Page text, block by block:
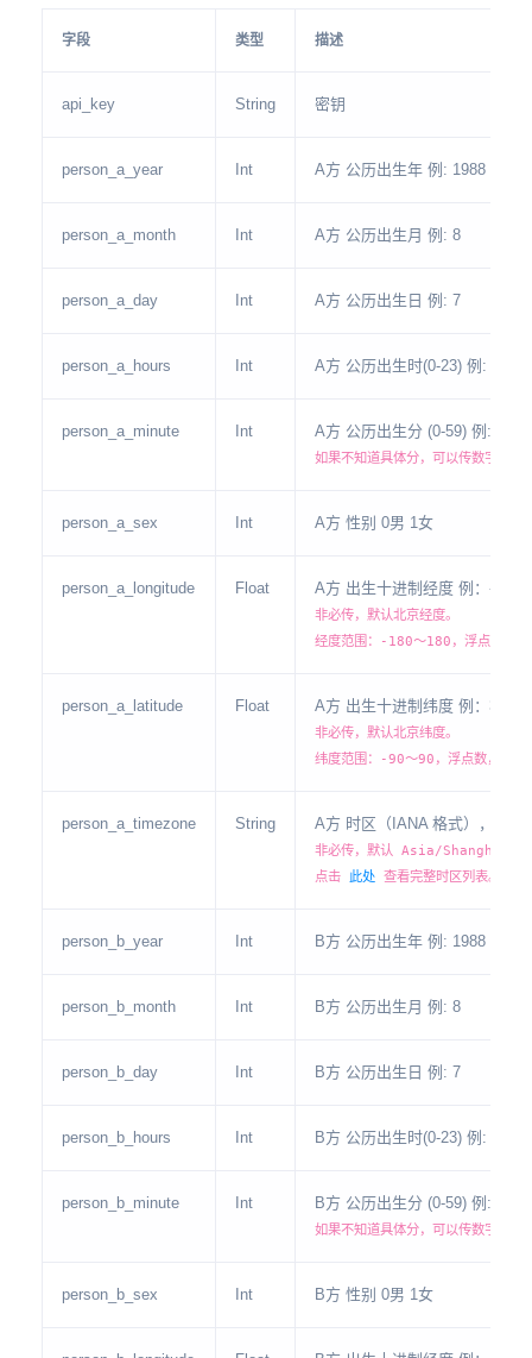
字段 类型 描述
api_key String 密钥
person_a_year Int A方 公历出生年 例: 1988
person_a_month Int A方 公历出生月 例: 8
person_a_day Int A方 公历出生日 例: 7
person_a_hours Int A方 公历出生时(0-23) 例: 12
person_a_minute Int A方 公历出生分 (0-59) 例:
如果不知道具体分，可以传数字 0
person_a_sex Int A方 性别 0男 1女
person_a_longitude Float A方 出生十进制经度 例：-
非必传，默认北京经度。
经度范围：-180～180，浮点数，小
person_a_latitude Float A方 出生十进制纬度 例：
非必传，默认北京纬度。
纬度范围：-90～90，浮点数，小数
person_a_timezone String A方 时区（IANA 格式），例：
非必传，默认 Asia/Shanghai
点击 此处 查看完整时区列表。
person_b_year Int B方 公历出生年 例: 1988
person_b_month Int B方 公历出生月 例: 8
person_b_day Int B方 公历出生日 例: 7
person_b_hours Int B方 公历出生时(0-23) 例: 12
person_b_minute Int B方 公历出生分 (0-59) 例:
如果不知道具体分，可以传数字 0
person_b_sex Int B方 性别 0男 1女